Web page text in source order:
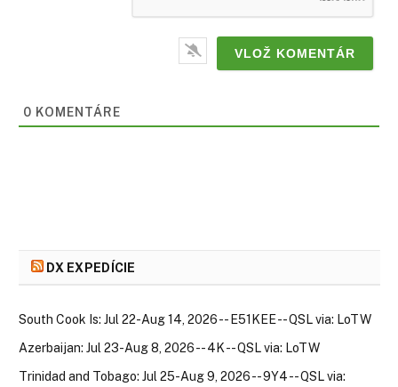
0 KOMENTÁRE
DX EXPEDÍCIE
South Cook Is: Jul 22-Aug 14, 2026 -- E51KEE -- QSL via: LoTW
Azerbaijan: Jul 23-Aug 8, 2026 -- 4K -- QSL via: LoTW
Trinidad and Tobago: Jul 25-Aug 9, 2026 -- 9Y4 -- QSL via: